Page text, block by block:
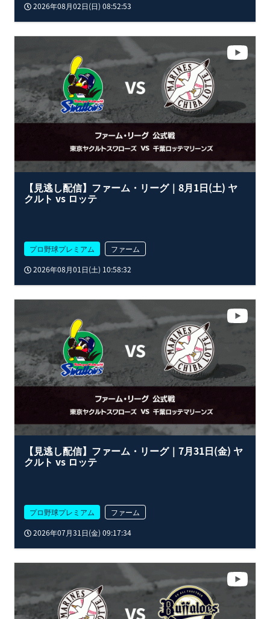
2026年08月02日(日) 08:52:53
【見逃し配信】ファーム・リーグ｜8月1日(土) ヤ
クルト vs ロッテ
プロ野球プレミアム
ファーム
2026年08月01日(土) 10:58:32
【見逃し配信】ファーム・リーグ｜7月31日(金) ヤ
クルト vs ロッテ
プロ野球プレミアム
ファーム
2026年07月31日(金) 09:17:34